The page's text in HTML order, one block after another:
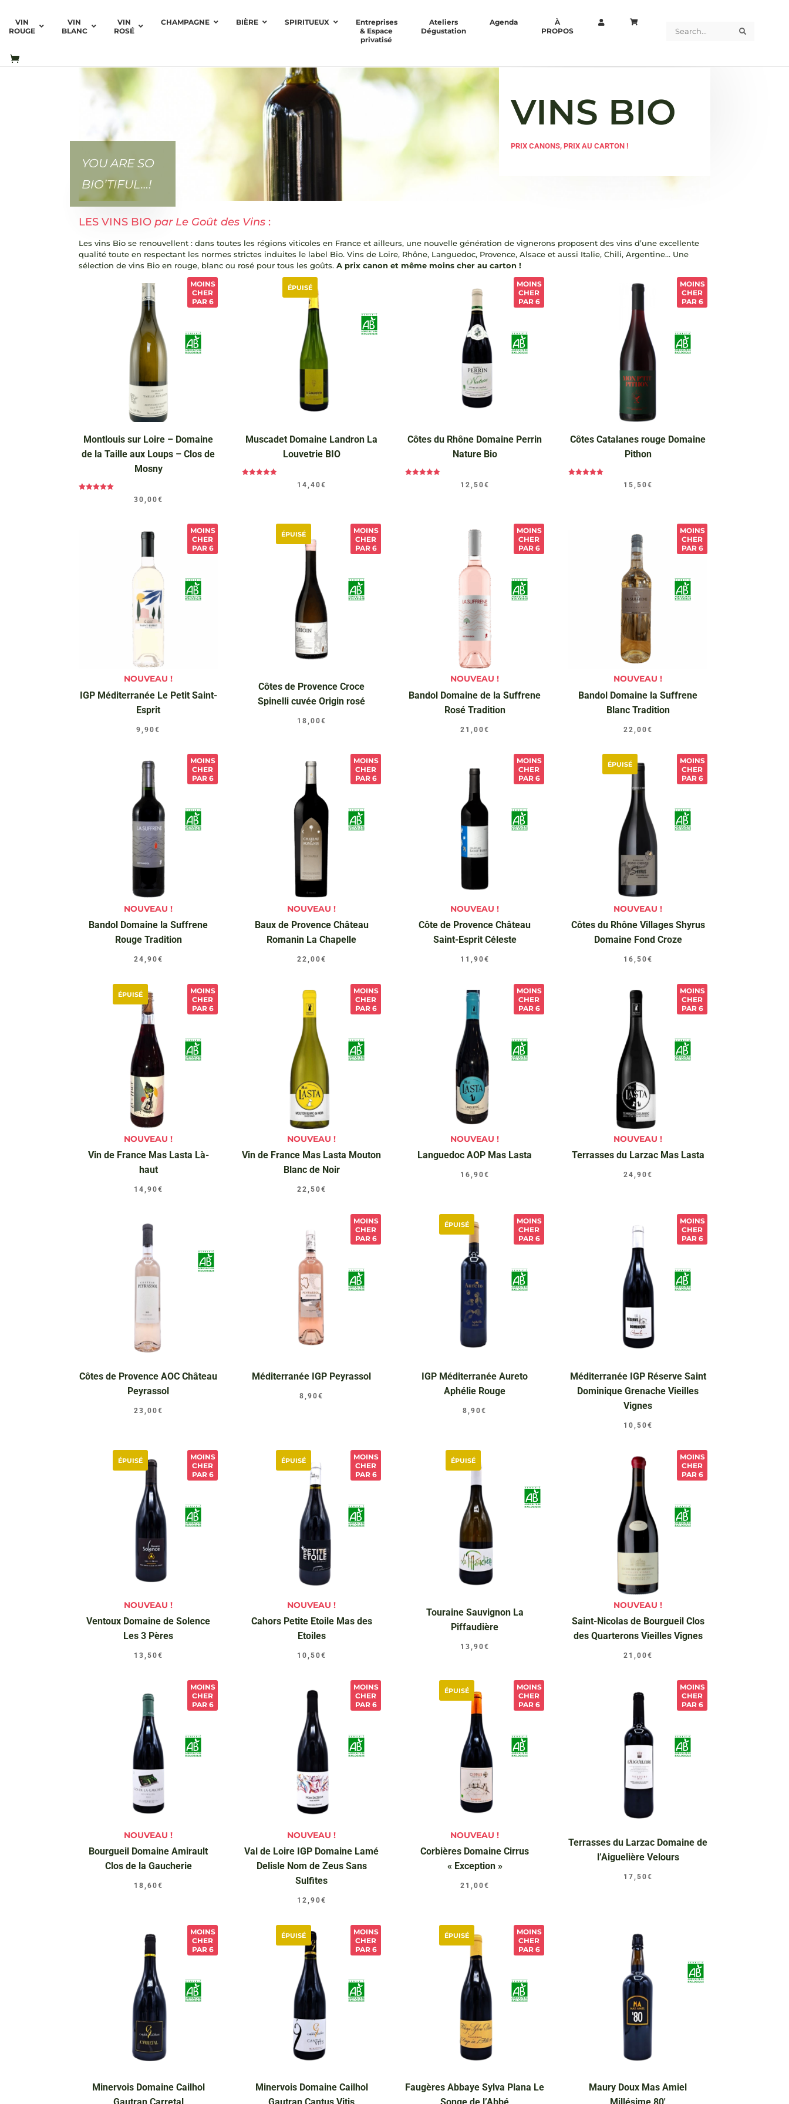
VIN
ROUGE
VIN
BLANC
VIN
ROSÉ
CHAMPAGNE BIÈRE SPIRITUEUX
Entreprises
& Espace
privatisé
Ateliers
Dégustation
Agenda
À
PROPOS
VINS BIO
PRIX CANONS, PRIX AU CARTON !
YOU ARE SO
BIO’TIFUL…!
LES VINS BIO par Le Goût des Vins :
Les vins Bio se renouvellent : dans toutes les régions viticoles en France et ailleurs, une nouvelle génération de vignerons proposent des vins d’une excellente
qualité toute en respectant les normes strictes induites le label Bio. Vins de Loire, Rhône, Languedoc, Provence, Alsace et aussi Italie, Chili, Argentine… Une
sélection de vins Bio en rouge, blanc ou rosé pour tous les goûts. A prix canon et même moins cher au carton !
MOINS
CHER
PAR 6
Montlouis sur Loire – Domaine
de la Taille aux Loups – Clos de
Mosny
30,00€
ÉPUISÉ
Muscadet Domaine Landron La
Louvetrie BIO
14,40€
MOINS
CHER
PAR 6
Côtes du Rhône Domaine Perrin
Nature Bio
12,50€
MOINS
CHER
PAR 6
Côtes Catalanes rouge Domaine
Pithon
15,50€
MOINS
CHER
PAR 6
NOUVEAU !
IGP Méditerranée Le Petit Saint-
Esprit
9,90€
MOINS
CHER
PAR 6
ÉPUISÉ
Côtes de Provence Croce
Spinelli cuvée Origin rosé
18,00€
MOINS
CHER
PAR 6
NOUVEAU !
Bandol Domaine de la Suffrene
Rosé Tradition
21,00€
MOINS
CHER
PAR 6
NOUVEAU !
Bandol Domaine la Suffrene
Blanc Tradition
22,00€
MOINS
CHER
PAR 6
NOUVEAU !
Bandol Domaine la Suffrene
Rouge Tradition
24,90€
MOINS
CHER
PAR 6
NOUVEAU !
Baux de Provence Château
Romanin La Chapelle
22,00€
MOINS
CHER
PAR 6
NOUVEAU !
Côte de Provence Château
Saint-Esprit Céleste
11,90€
MOINS
CHER
PAR 6
ÉPUISÉ
NOUVEAU !
Côtes du Rhône Villages Shyrus
Domaine Fond Croze
16,50€
MOINS
CHER
PAR 6
ÉPUISÉ
NOUVEAU !
Vin de France Mas Lasta Là-
haut
14,90€
MOINS
CHER
PAR 6
NOUVEAU !
Vin de France Mas Lasta Mouton
Blanc de Noir
22,50€
MOINS
CHER
PAR 6
NOUVEAU !
Languedoc AOP Mas Lasta
16,90€
MOINS
CHER
PAR 6
NOUVEAU !
Terrasses du Larzac Mas Lasta
24,90€
Côtes de Provence AOC Château
Peyrassol
23,00€
MOINS
CHER
PAR 6
Méditerranée IGP Peyrassol
8,90€
MOINS
CHER
PAR 6
ÉPUISÉ
IGP Méditerranée Aureto
Aphélie Rouge
8,90€
MOINS
CHER
PAR 6
Méditerranée IGP Réserve Saint
Dominique Grenache Vieilles
Vignes
10,50€
MOINS
CHER
PAR 6
ÉPUISÉ
NOUVEAU !
Ventoux Domaine de Solence
Les 3 Pères
13,50€
MOINS
CHER
PAR 6
ÉPUISÉ
NOUVEAU !
Cahors Petite Etoile Mas des
Etoiles
10,50€
ÉPUISÉ
Touraine Sauvignon La
Piffaudière
13,90€
MOINS
CHER
PAR 6
NOUVEAU !
Saint-Nicolas de Bourgueil Clos
des Quarterons Vieilles Vignes
21,00€
MOINS
CHER
PAR 6
NOUVEAU !
Bourgueil Domaine Amirault
Clos de la Gaucherie
18,60€
MOINS
CHER
PAR 6
NOUVEAU !
Val de Loire IGP Domaine Lamé
Delisle Nom de Zeus Sans
Sulfites
12,90€
MOINS
CHER
PAR 6
ÉPUISÉ
NOUVEAU !
Corbières Domaine Cirrus
« Exception »
21,00€
MOINS
CHER
PAR 6
Terrasses du Larzac Domaine de
l’Aiguelière Velours
17,50€
MOINS
CHER
PAR 6
Minervois Domaine Cailhol
MOINS
CHER
PAR 6
ÉPUISÉ
Minervois Domaine Cailhol
MOINS
CHER
PAR 6
ÉPUISÉ
Faugères Abbaye Sylva Plana Le
Maury Doux Mas Amiel